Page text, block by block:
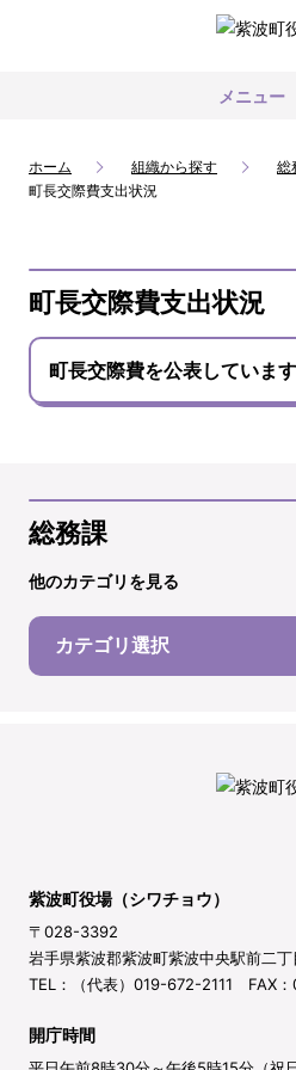
メニュー
ホーム 組織から探す
総
町長交際費支出状況
町長交際費支出状況
町長交際費を公表しています
総務課
他のカテゴリを見る
カテゴリ選択
紫波町役場（シワチョウ）
〒028-3392
岩手県紫波郡紫波町紫波中央駅前二丁
TEL：（代表）019-672-2111 FAX
開庁時間